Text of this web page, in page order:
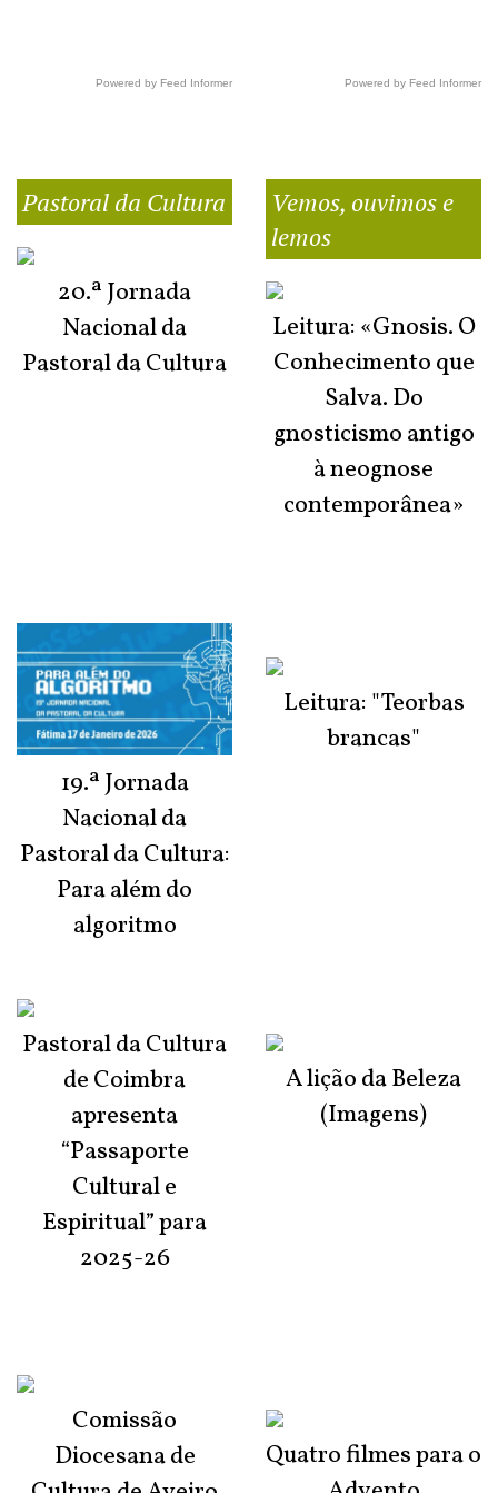
Powered by Feed Informer Powered by Feed Informer
Pastoral da Cultura
20.ª Jornada
Nacional da
Pastoral da Cultura
19.ª Jornada
Nacional da
Pastoral da Cultura:
Para além do
algoritmo
Pastoral da Cultura
de Coimbra
apresenta
“Passaporte
Cultural e
Espiritual” para
2025-26
Comissão
Diocesana de
Vemos, ouvimos e
lemos
Leitura: «Gnosis. O
Conhecimento que
Salva. Do
gnosticismo antigo
à neognose
contemporânea»
Leitura: "Teorbas
brancas"
A lição da Beleza
(Imagens)
Quatro filmes para o